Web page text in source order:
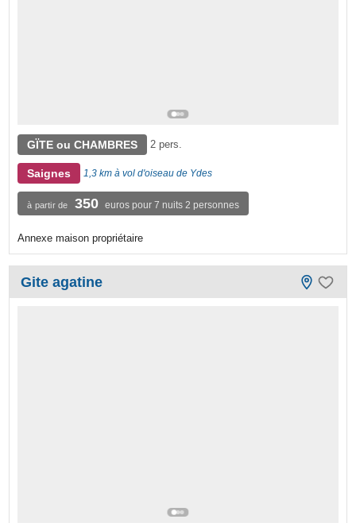
GÏTE ou CHAMBRES 2 pers.
Saignes 1,3 km à vol d'oiseau de Ydes
à partir de 350 euros pour 7 nuits 2 personnes
Annexe maison propriétaire
Gite agatine